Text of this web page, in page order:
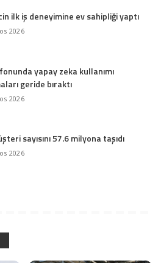
ilk iş deneyimine ev sahipliği yaptı
2026
yapay zeka kullanımı
geride bıraktı
2026
sayısını 57.6 milyona taşıdı
2026